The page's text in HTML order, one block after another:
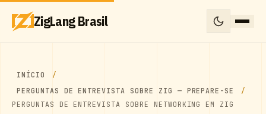
ZigLang Brasil
INÍCIO
PERGUNTAS DE ENTREVISTA SOBRE ZIG — PREPARE-SE
PERGUNTAS DE ENTREVISTA SOBRE NETWORKING EM ZIG